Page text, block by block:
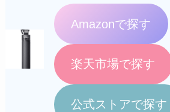
Amazonで探す
楽天市場で探す
公式ストアで探す